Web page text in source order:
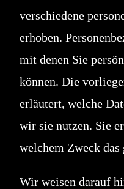
verschiedene
erhoben.
mit denen Sie
können. Die
erläutert, welche
wir sie nutzen. Sie
welchem Zweck das
Wir weisen darauf